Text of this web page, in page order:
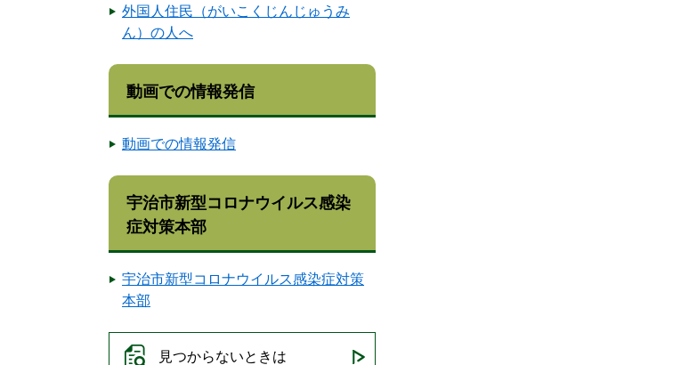
外国人住民（がいこくじんじゅうみ
ん）の人へ
動画での情報発信
動画での情報発信
宇治市新型コロナウイルス感染
症対策本部
宇治市新型コロナウイルス感染症対策
本部
見つからないときは